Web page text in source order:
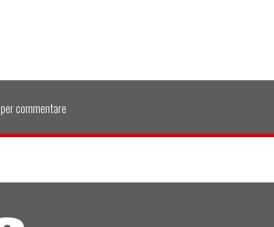
per commentare